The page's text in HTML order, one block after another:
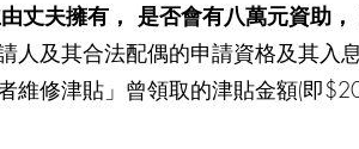
丈夫擁有， 是否會有八萬元資助，
及其合法配偶的申請資格及其入
修津貼」曾領取的津貼金額(即